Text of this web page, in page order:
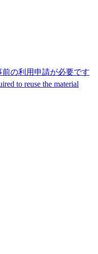
の利用申請が必要です
to reuse the material